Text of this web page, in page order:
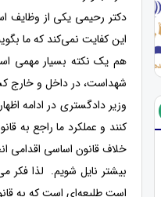
دکتر رحیمی یکی از وظایف
این کفایت نمی‌کند که ما
هم یک نکته بسیار مهمی
شهداست، در داخل و خارج
وزیر دادگستری در ادامه
کنند و عملکرد ما راجع به
خلاف قانون اساسی اقدامی
بیشتر نایل شویم. لذا
است طلیعه‌ای است که به